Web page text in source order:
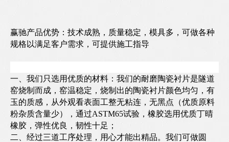
赢驰产品优势：技术成熟，质量稳定，模具多，可做各种
规格以满足客户需求，可提供施工指导
一、我们只选用优质的材料：我们的耐磨陶瓷衬片是隧道
窑烧制而成，窑温稳定，烧制出的陶瓷衬片颜色均匀，有
玉的质感，从外观看表面工整无粘连，无黑点（优质原料
粉杂质含量少），通过ASTM65试验，橡胶选用优质丁晴
橡胶，弹性优良，韧性十足；
二、经过三道工序处理，用心才能出精品。我们可做圆